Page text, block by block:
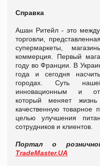
Справка
Ашан Ритейл - это
торговли,
супермаркеты,
коммерция. Первый
году во Франции. В
года и сегодня
городах. Суть
инновационным и
который меняет
качественную товарное
целью улучшения
сотрудников и клиентов.
Портал о
TradeMaster.UA